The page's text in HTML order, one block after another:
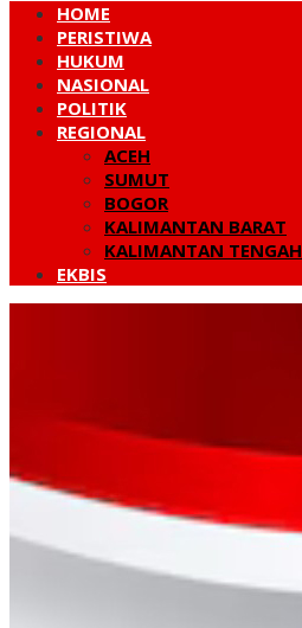
HOME
PERISTIWA
HUKUM
NASIONAL
POLITIK
REGIONAL
ACEH
SUMUT
BOGOR
KALIMANTAN BARAT
KALIMANTAN TENGAH
EKBIS